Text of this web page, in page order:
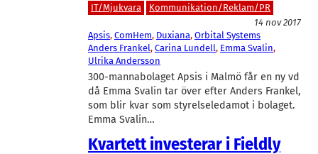
IT/Mjukvara
Kommunikation/Reklam/PR
14 nov 2017
Apsis, ComHem, Duxiana, Orbital Systems
Anders Frankel, Carina Lundell, Emma Svalin
Ulrika Andersson
300-mannabolaget Apsis i Malmö får en ny vd
då Emma Svalin tar över efter Anders Frankel,
som blir kvar som styrelseledamot i bolaget.
Emma Svalin…
Kvartett investerar i Fieldly